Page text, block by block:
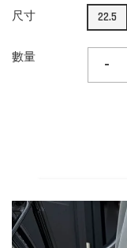
尺寸 22.5
數量 -